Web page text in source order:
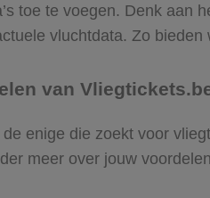
toe te voegen. Denk aan
vluchtdata. Zo
van
enige die zoekt voor
meer over jouw